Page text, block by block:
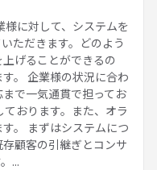
に対して、システムを
ただきます。どのよう
げることができるの
。 企業様の状況に合わ
で一気通貫で担ってお
おります。また、オラ
。 まずはシステムにつ
顧客の引継ぎとコンサ
...